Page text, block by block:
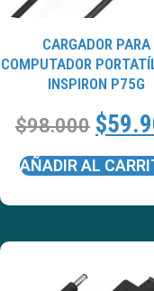
CARGADOR PARA
COMPUTADOR
INSPIRON P75G
$98.000 $
AÑADIR AL